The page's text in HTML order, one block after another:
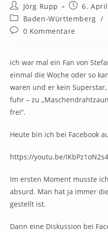
Beitrags-
Autor:
Jörg Rupp
Beitrag
6.
Beitrags-
Kategorie:
Baden-Württemberg /
Beitrags-
0 Kommentare
ich war mal ein Fan von
einmal die Woche oder so
waren und er kein
fuhr – zu
frei“.
Heute bin ich bei Facebook
https://youtu.be/IKbPz1oN2s4
Im ersten Moment musste
absurd. Man hat ja immer
gestellt ist.
Dann eine Diskussion bei